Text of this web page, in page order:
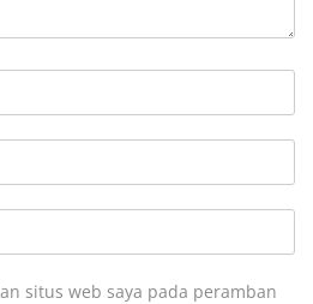
situs web saya pada peramban